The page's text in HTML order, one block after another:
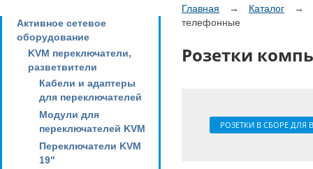
Активное сетевое
оборудование
KVM переключатели,
разветвители
Кабели и адаптеры
для переключателей
Модули для
переключателей KVM
Переключатели KVM
19"
Главная → Каталог
→
телефонные
Розетки
РОЗЕТКИ В СБОРЕ ДЛЯ